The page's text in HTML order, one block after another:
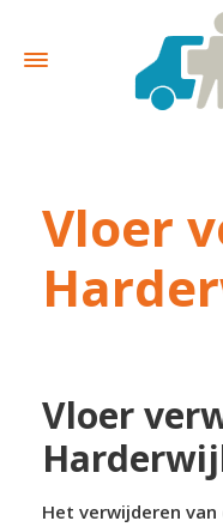
Vloer
Vloer
Het verwijderen